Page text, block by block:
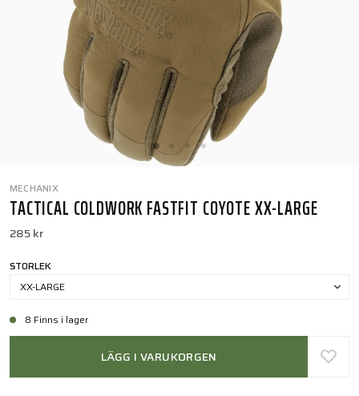
MECHANIX
TACTICAL COLDWORK FASTFIT COYOTE XX-LARGE
285 kr
STORLEK
XX-LARGE
8 Finns i lager
LÄGG I VARUKORGEN